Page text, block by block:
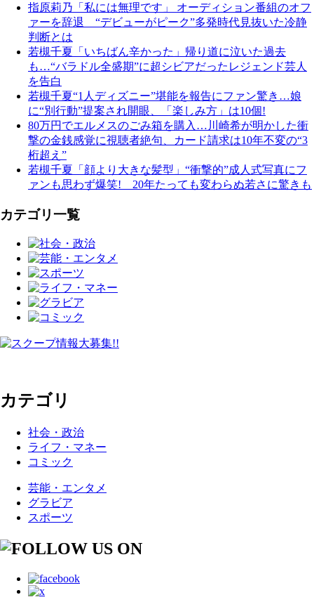
指原莉乃「私には無理です」 オーディション番組のオフ
ァーを辞退 “デビューがピーク”多発時代見抜いた冷静
判断とは
若槻千夏「いちばん辛かった」帰り道に泣いた過去
も…“バラドル全盛期”に超シビアだったレジェンド芸人
を告白
若槻千夏“1人ディズニー”堪能を報告にファン驚き…娘
に“別行動”提案され開眼、「楽しみ方」は10個!
80万円でエルメスのごみ箱を購入…川崎希が明かした衝
撃の金銭感覚に視聴者絶句、カード請求は10年不変の“3
桁超え”
若槻千夏「顔より大きな髪型」“衝撃的”成人式写真にフ
ァンも思わず爆笑! 20年たっても変わらぬ若さに驚きも
カテゴリ一覧
カテゴリ
社会・政治
ライフ・マネー
コミック
芸能・エンタメ
グラビア
スポーツ